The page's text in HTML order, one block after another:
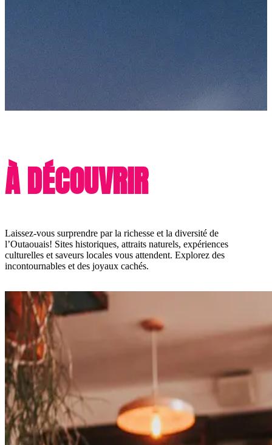
À DÉCOUVRIR
Laissez-vous surprendre par la richesse et la diversité de
l’Outaouais! Sites historiques, attraits naturels, expériences
culturelles et saveurs locales vous attendent. Explorez des
incontournables et des joyaux cachés.